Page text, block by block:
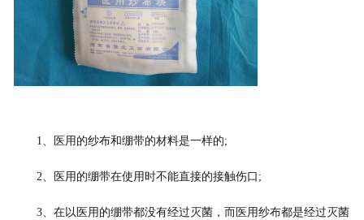
1、医用的纱布和绷带的材料是一样的;
2、医用的绷带在使用时不能直接的接触伤口;
3、在以医用的绷带都没有经过灭菌，而医用纱布都是经过灭菌